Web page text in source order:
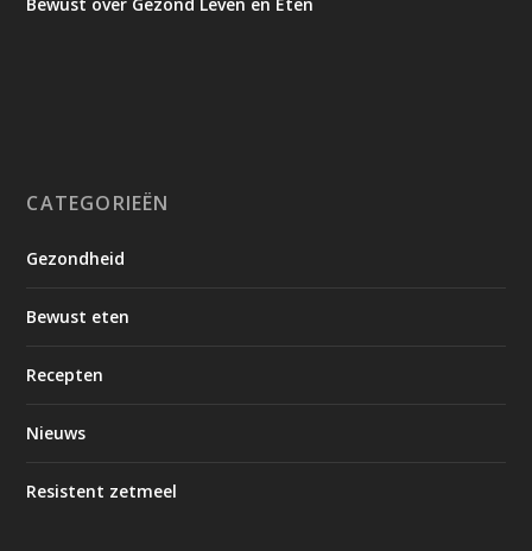
Bewust over Gezond Leven en Eten
CATEGORIEËN
Gezondheid
Bewust eten
Recepten
Nieuws
Resistent zetmeel